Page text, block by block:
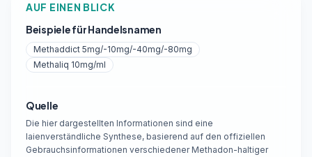
AUF EINEN BLICK
Beispiele für Handelsnamen
Methaddict 5mg/-10mg/-40mg/-80mg
Methaliq 10mg/ml
Quelle
Die hier dargestellten Informationen sind eine
laienverständliche Synthese, basierend auf den offiziellen
Gebrauchsinformationen verschiedener Methadon-haltiger